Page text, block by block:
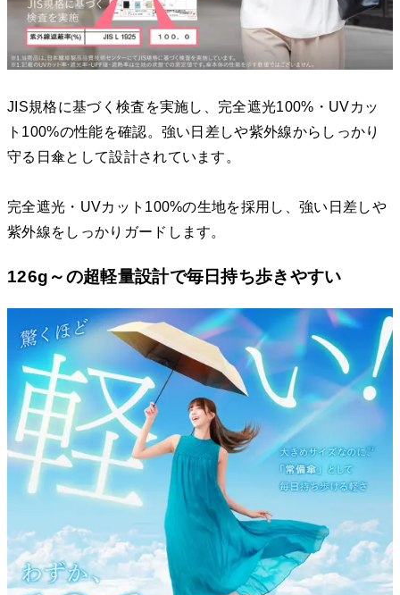
JIS規格に基づく検査を実施し、完全遮光100%・UVカッ
ト100%の性能を確認。強い日差しや紫外線からしっかり
守る日傘として設計されています。
完全遮光・UVカット100%の生地を採用し、強い日差しや
紫外線をしっかりガードします。
126g～の超軽量設計で毎日持ち歩きやすい